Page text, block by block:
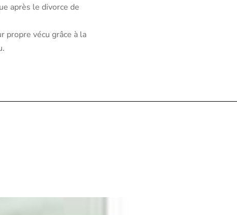
après le divorce de
propre vécu grâce à la